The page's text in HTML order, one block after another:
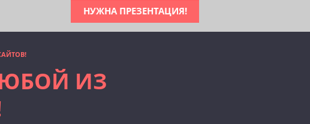
НУЖНА ПРЕЗЕНТАЦИЯ!
ИЗ